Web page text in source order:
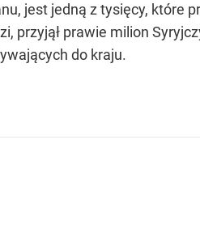
jest jedną z tysięcy, które
przyjął prawie milion
do kraju.